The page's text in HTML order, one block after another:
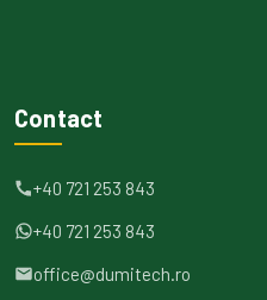
Contact
+40 721 253 843
+40 721 253 843
office@dumitech.ro